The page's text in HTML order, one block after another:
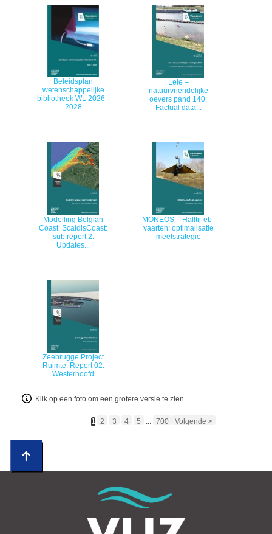
Beleidsplan
wetenschappelijke
bibliotheek WL 2026 -
2028
​​Leie –
natuurvriendelijke
oevers pand 140​:
Factual data...
Modelling Belgian
Coast: ScaldisCoast:
sub report 2.
Updates...
MONEOS – Halftij-eb-
vaarten: optimalisatie
meetstrategie
Zeebrugge Project
Ruimte: Report 02.
Westerhoofd
Klik op een foto om een grotere versie te zien
1 2 3 4 5 ... 700 Volgende >